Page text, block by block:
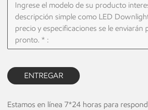
ENTREGAR
Estamos en línea 7*24 horas para